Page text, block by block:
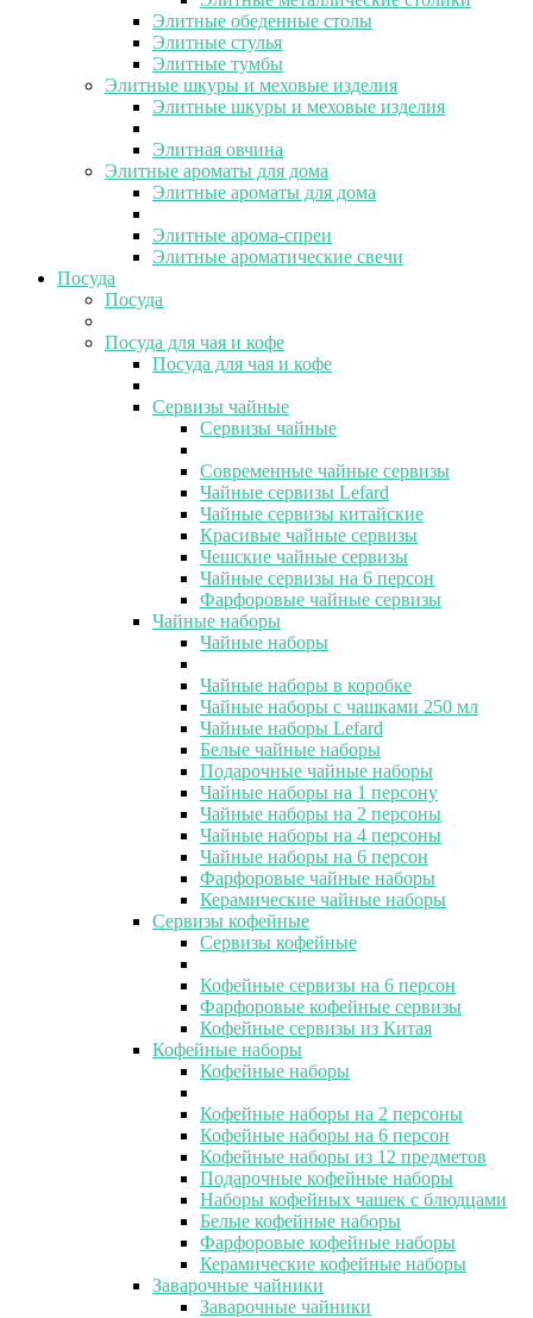
Элитные обеденные столы
Элитные стулья
Элитные тумбы
Элитные шкуры и меховые изделия
Элитные шкуры и меховые изделия
Элитная овчина
Элитные ароматы для дома
Элитные ароматы для дома
Элитные арома-спреи
Элитные ароматические свечи
Посуда
Посуда
Посуда для чая и кофе
Посуда для чая и кофе
Сервизы чайные
Сервизы чайные
Современные чайные сервизы
Чайные сервизы Lefard
Чайные сервизы китайские
Красивые чайные сервизы
Чешские чайные сервизы
Чайные сервизы на 6 персон
Фарфоровые чайные сервизы
Чайные наборы
Чайные наборы
Чайные наборы в коробке
Чайные наборы с чашками 250 мл
Чайные наборы Lefard
Белые чайные наборы
Подарочные чайные наборы
Чайные наборы на 1 персону
Чайные наборы на 2 персоны
Чайные наборы на 4 персоны
Чайные наборы на 6 персон
Фарфоровые чайные наборы
Керамические чайные наборы
Сервизы кофейные
Сервизы кофейные
Кофейные сервизы на 6 персон
Фарфоровые кофейные сервизы
Кофейные сервизы из Китая
Кофейные наборы
Кофейные наборы
Кофейные наборы на 2 персоны
Кофейные наборы на 6 персон
Кофейные наборы из 12 предметов
Подарочные кофейные наборы
Наборы кофейных чашек с блюдцами
Белые кофейные наборы
Фарфоровые кофейные наборы
Керамические кофейные наборы
Заварочные чайники
Заварочные чайники